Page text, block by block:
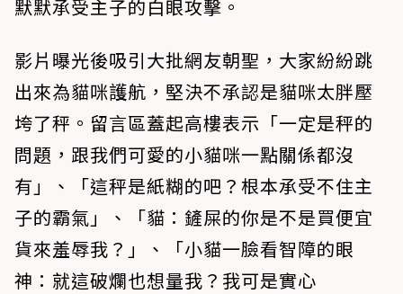
默默承受主子的白眼攻擊。
影片曝光後吸引大批網友朝聖，大家紛紛跳
出來為貓咪護航，堅決不承認是貓咪太胖壓
垮了秤。留言區蓋起高樓表示「一定是秤的
問題，跟我們可愛的小貓咪一點關係都沒
有」、「這秤是紙糊的吧？根本承受不住主
子的霸氣」、「貓：鏟屎的你是不是買便宜
貨來羞辱我？」、「小貓一臉看智障的眼
神：就這破爛也想量我？我可是實心